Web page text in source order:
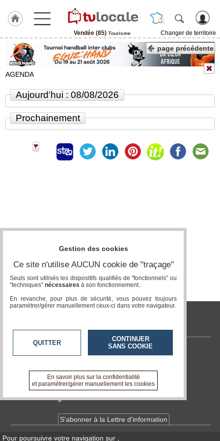
Vendée (85) Tourisme
Changer de territoire
J'adhère
Hulcoq
(85)
TvLocale
France
Vidéos
groupe
Blogs
Prémium
Inscription
AGENDA
page précédente
Aujourd'hui : 08/08/2026
Prochainement
tvlocale.fr
Contactez-nous
A propos de tvlocale.fr
Devenir délégué
S'abonner à la Lettre d'information
Pour poursuivre votre navigation sur
Gestion des cookies
Ce site n'utilise AUCUN cookie de "traçage"
Seuls sont utilisés les dispositifs qualifiés de "fonctionnels" ou
"techniques" nécessaires à son fonctionnement..
En revanche, pour plus de sécurité, vous pouvez toujours
paramétrer/gérer manuellement ceux-ci dans votre navigateur.
QUITTER
CONTINUER
SANS COOKIE
En savoir plus sur la confidentialité
et paramétrer/gérer manuellement les cookies